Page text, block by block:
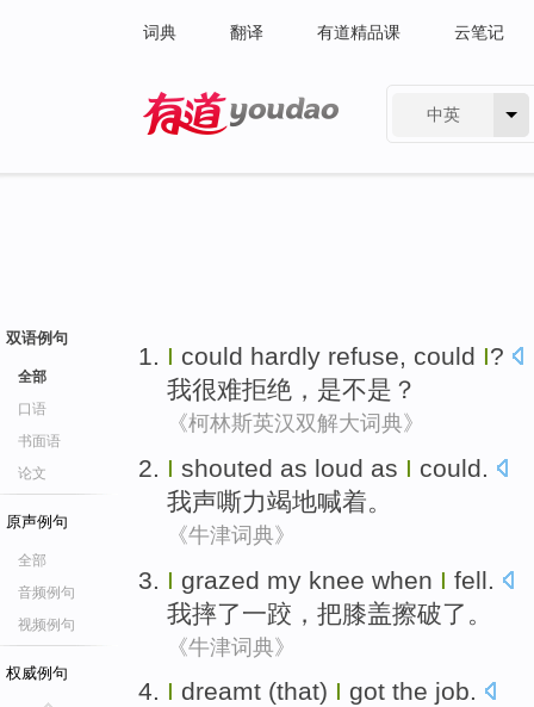
词典 翻译 有道精品课 云笔记
中英
双语例句
全部
口语
书面语
论文
原声例句
全部
音频例句
视频例句
权威例句
I could hardly refuse, could I?
我很难拒绝 ，是不是？
《柯林斯英汉双解大词典》
I shouted as loud as I could.
我声嘶力竭地喊着。
《牛津词典》
I grazed my knee when I fell
我摔了一跤，把膝盖擦破了。
《牛津词典》
I dreamt (that) I got the job.